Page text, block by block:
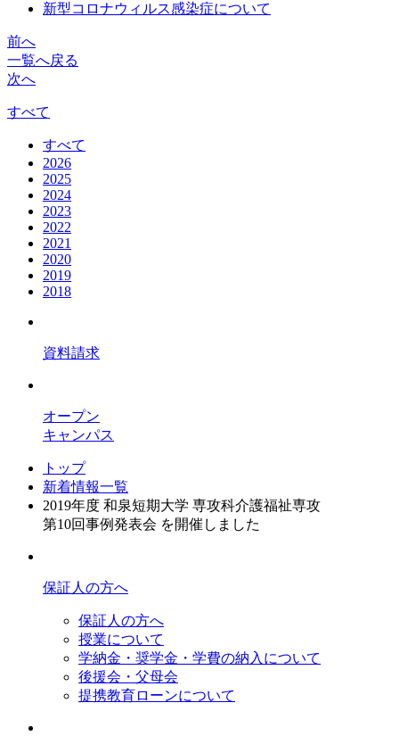
新型コロナウィルス感染症について
前へ
一覧へ戻る
次へ
すべて
すべて
2026
2025
2024
2023
2022
2021
2020
2019
2018
資料請求
オープン
キャンパス
トップ
新着情報一覧
2019年度 和泉短期大学 専攻科介護福祉専攻
第10回事例発表会 を開催しました
保証人の方へ
保証人の方へ
授業について
学納金・奨学金・学費の納入について
後援会・父母会
提携教育ローンについて